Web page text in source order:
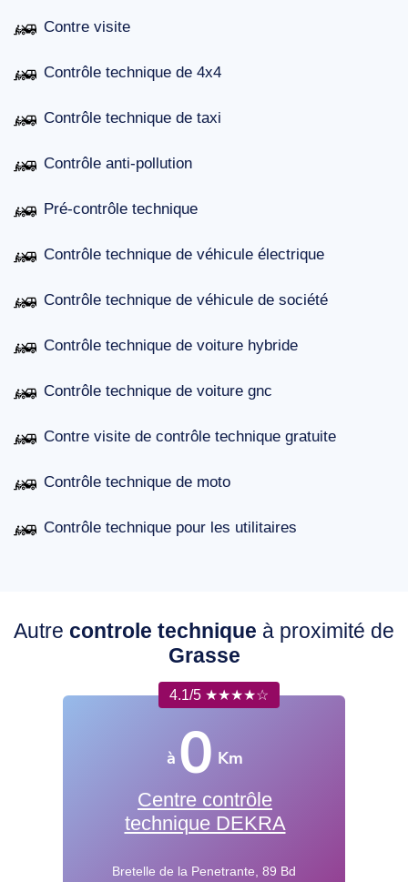
Contre visite
Contrôle technique de 4x4
Contrôle technique de taxi
Contrôle anti-pollution
Pré-contrôle technique
Contrôle technique de véhicule électrique
Contrôle technique de véhicule de société
Contrôle technique de voiture hybride
Contrôle technique de voiture gnc
Contre visite de contrôle technique gratuite
Contrôle technique de moto
Contrôle technique pour les utilitaires
Autre controle technique à proximité de
Grasse
4.1/5 ★★★★☆
à 0 Km
Centre contrôle
technique DEKRA
Bretelle de la Penetrante, 89 Bd